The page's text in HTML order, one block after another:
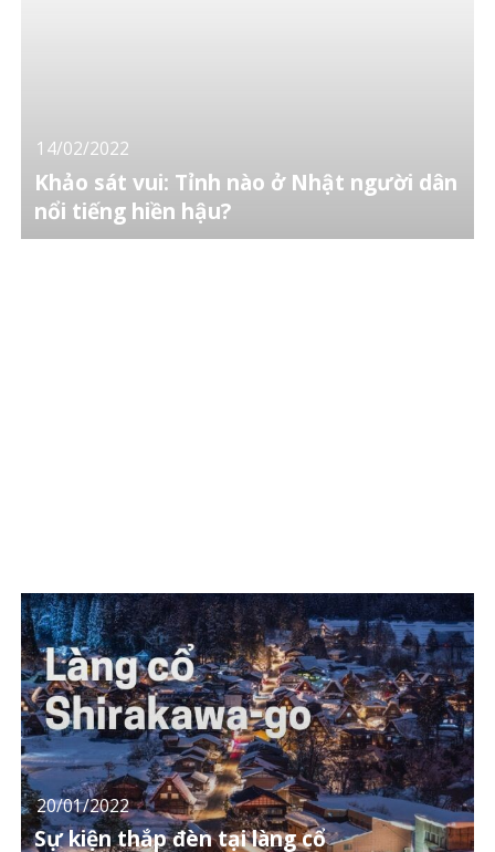
14/02/2022
Khảo sát vui: Tỉnh nào ở Nhật người dân
nổi tiếng hiền hậu?
20/01/2022
Sự kiện thắp đèn tại làng cổ